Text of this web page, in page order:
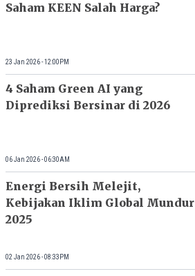
Saham KEEN Salah Harga?
23 Jan 2026 - 12:00PM
4 Saham Green AI yang
Diprediksi Bersinar di 2026
06 Jan 2026 - 06:30AM
Energi Bersih Melejit,
Kebijakan Iklim Global Mundur
2025
02 Jan 2026 - 08:33PM